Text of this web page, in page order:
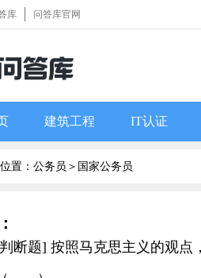
库 问答库官网
建筑工程 IT认证
置：公务员＞ 国家公务员
断题] 按照马克思主义的观点